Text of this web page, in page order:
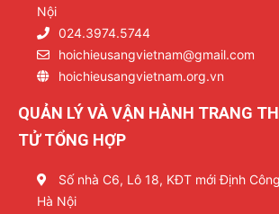
Nội
024.3974.5744
hoichieusangvietnam@gmail.com
hoichieusangvietnam.org.vn
QUẢN LÝ VÀ VẬN HÀNH TRANG
TỬ TỔNG HỢP
Số nhà C6, Lô 18, KĐT mới Định
Hà Nội